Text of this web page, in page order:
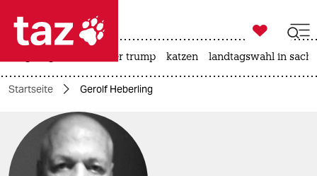
 taz zahl ich
taz zahl ich
themen
politik

taz zahl ich
usa unter trump katzen landtagswahl in
Startseite Gerolf Heberling